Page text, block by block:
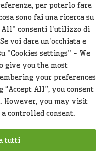
per poterlo fare
sono fai una ricerca su
All" consenti l'utilizzo di
voi dare un'occhiata e
"Cookies settings" - We
give you the most
your preferences
All”, you consent
However, you may visit
controlled consent.
tutti
e diritti
è di tua proprietà e vuoi
(<- clicca per inviarci un
bozza rielaborando, con
contenuti
e altri siti di interesse
l'articolo viene
(privacy policy)